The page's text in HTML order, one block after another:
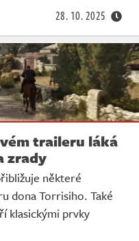
28. 10. 2025
traileru láká
zrady
některé
dona Torrisiho. Také
klasickými prvky